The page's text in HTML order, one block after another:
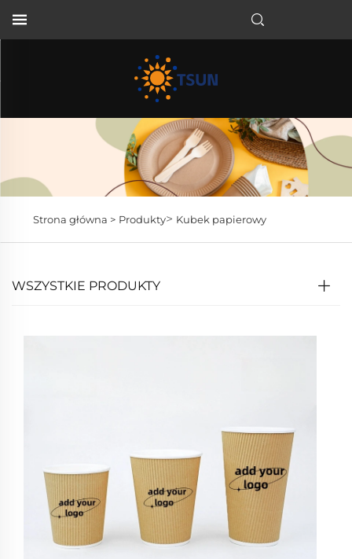
Strona główna > Produkty> Kubek papierowy
WSZYSTKIE PRODUKTY